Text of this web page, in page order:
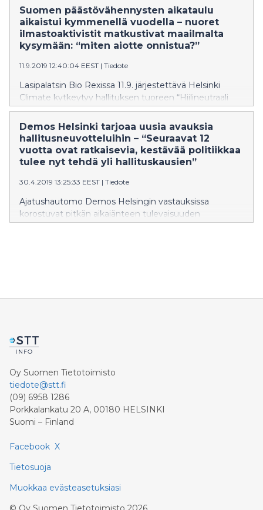
sivuun. Tulokset selviävät OmaStadin tuoreesta
väliarvioinnista, jonka toteutti Helsingin yliopistossa
toimiva Kansalaisuuden kuilut ja kuplat -hanke.
Suomen päästövähennysten aikataulu
aikaistui kymmenellä vuodella – nuoret
ilmastoaktivistit matkustivat maailmalta
kysymään: “miten aiotte onnistua?”
11.9.2019 12:40:04 EEST | Tiedote
Lasipalatsin Bio Rexissa 11.9. järjestettävä Helsinki
Climate kytkeytyy hallituksen tuoreen “Hiilineutraali
Suomi 2035” -tavoitteen ympärille. Nuoret
ilmastoaktivistit Puolasta, Kroatiasta, Islannista ja
Venäjältä matkustivat kysymään päättäjiltä, miten
Suomi aikoo onnistua tavoitteessa.
Demos Helsinki tarjoaa uusia avauksia
hallitusneuvotteluihin – “Seuraavat 12
vuotta ovat ratkaisevia, kestävää politiikkaa
tulee nyt tehdä yli hallituskausien”
30.4.2019 13:25:33 EEST | Tiedote
Ajatushautomo Demos Helsingin vastauksissa
korostuvat pitkän aikajänteen tulevaisuuden
näkökulmat. Vastaukset on muotoiltu viime vuosien
Oy Suomen Tietotoimisto
tiedote@stt.fi
(09) 6958 1286
Porkkalankatu 20 A, 00180 HELSINKI
Suomi – Finland
Facebook X
Tietosuoja
Muokkaa evästeasetuksiasi